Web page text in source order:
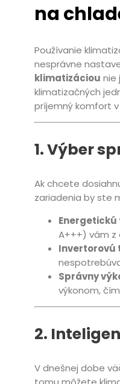
na
Používanie
nesprávne
klimatizáciou nie
klimatizačných
príjemný komfort v
1. Výber
Ak chcete
zariadenia by ste
A+++) vám
Invertorovú
Správny
výkonom,
2.
V dnešnej dobe